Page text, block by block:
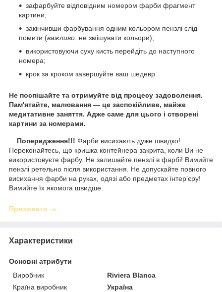
зафарбуйте відповідним номером фарби фрагмент
картини;
закінчивши фарбування одним кольором пензлі слід
помити (важливо: не змішувати кольори);
використовуючи суху кисть перейдіть до наступного
номера;
крок за кроком завершуйте ваш шедевр.
Не поспішайте та отримуйте від процесу задоволення.
Пам'ятайте, малювання — це заспокійливе, майже
медитативне заняття. Адже саме для цього і створені
картини за номерами.
Попередження!!! Фарби висихають дуже швидко!
Переконайтесь, що кришка контейнера закрита, коли Ви не
використовуєте фарбу. Не залишайте пензлі в фарбі! Вимийте
пензлі ретельно після використання. Не допускайте повного
висихання фарби на руках, одязі або предметах інтер’єру!
Вимийте їх якомога швидше.
Приховати
Характеристики
Основні атрибути
Виробник
Riviera Blanca
Країна виробник
Україна